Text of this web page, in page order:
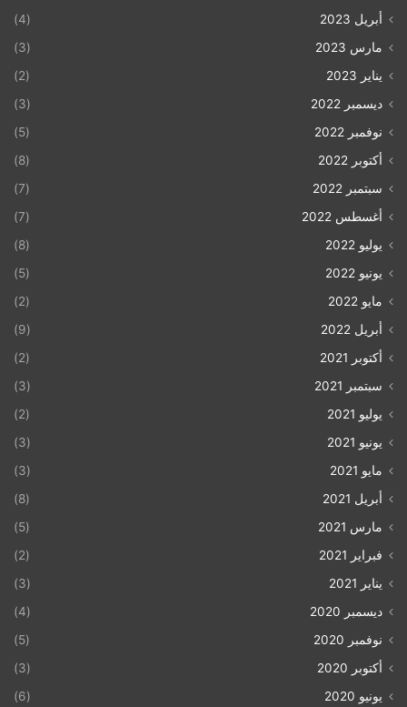
أبريل 2023
(4)
مارس 2023
(3)
يناير 2023
(2)
ديسمبر 2022
(3)
نوفمبر 2022
(5)
أكتوبر 2022
(8)
سبتمبر 2022
(7)
أغسطس 2022
(7)
يوليو 2022
(8)
يونيو 2022
(5)
مايو 2022
(2)
أبريل 2022
(9)
أكتوبر 2021
(2)
سبتمبر 2021
(3)
يوليو 2021
(2)
يونيو 2021
(3)
مايو 2021
(3)
أبريل 2021
(8)
مارس 2021
(5)
فبراير 2021
(2)
يناير 2021
(3)
ديسمبر 2020
(4)
نوفمبر 2020
(5)
أكتوبر 2020
(3)
يونيو 2020
(6)